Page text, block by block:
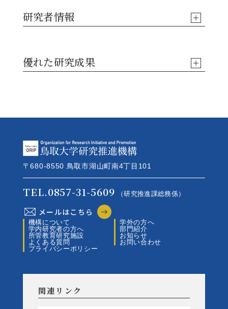
研究者情報
い。
優れた研究成果
〒680-8550 鳥取市湖山町南4丁目101
TEL.0857-31-5609 （研究推進課総務係）
メールはこちら
機構について
学外の方へ
学内研究者の方へ
部門紹介
所管教育研究施設
お知らせ
よくある質問
お問い合わせ
プライバシーポリシー
関連リンク